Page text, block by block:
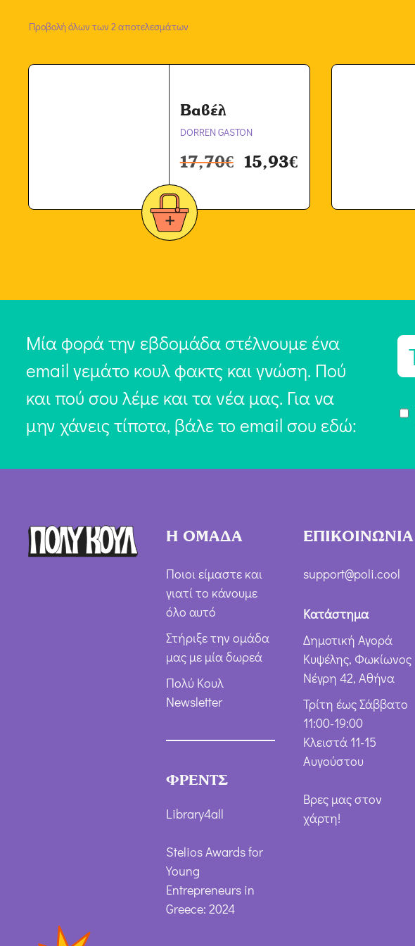
Προβολή όλων των 2 αποτελεσμάτων
Βαβέλ
DORREN GASTON
17,70€ 15,93€
Μία φορά την εβδομάδα στέλνουμε ένα
email γεμάτο κουλ φακτς και γνώση. Πού
και πού σου λέμε και τα νέα μας. Για να
μην χάνεις τίποτα, βάλε το email σου εδώ:
E
i
π
δ
ή
ρ
Η ΟΜΑΔΑ
Ποιοι είμαστε και
γιατί το κάνουμε
όλο αυτό
Στήριξε την ομάδα
μας με μία δωρεά
Πολύ Κουλ
Newsletter
ΦΡΕΝΤΣ
Library4all
Stelios Awards for
Young
Entrepreneurs in
Greece: 2024
ΕΠΙΚΟΙΝΩΝΙΑ
support@poli.cool
Κατάστημα
Δημοτική Αγορά
Κυψέλης, Φωκίωνος
Νέγρη 42, Αθήνα
Τρίτη έως Σάββατο
11:00-19:00
Κλειστά 11-15
Αυγούστου
Βρες μας στον
χάρτη!